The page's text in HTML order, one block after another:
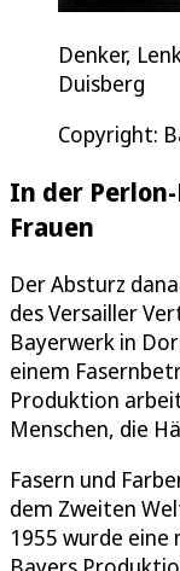
Denker,
Duisberg
Copyright:
In der
Frauen
Der Absturz
des Versailler
Bayerwerk in
einem
Produktion
Menschen, die
Fasern und
dem Zweiten
1955 wurde